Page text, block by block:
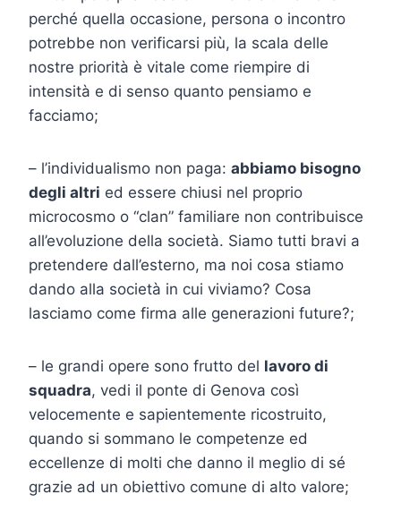
perché quella occasione, persona o incontro
potrebbe non verificarsi più, la scala delle
nostre priorità è vitale come riempire di
intensità e di senso quanto pensiamo e
facciamo;
– l’individualismo non paga: abbiamo bisogno
degli altri ed essere chiusi nel proprio
microcosmo o “clan” familiare non contribuisce
all’evoluzione della società. Siamo tutti bravi a
pretendere dall’esterno, ma noi cosa stiamo
dando alla società in cui viviamo? Cosa
lasciamo come firma alle generazioni future?;
– le grandi opere sono frutto del lavoro di
squadra, vedi il ponte di Genova così
velocemente e sapientemente ricostruito,
quando si sommano le competenze ed
eccellenze di molti che danno il meglio di sé
grazie ad un obiettivo comune di alto valore;